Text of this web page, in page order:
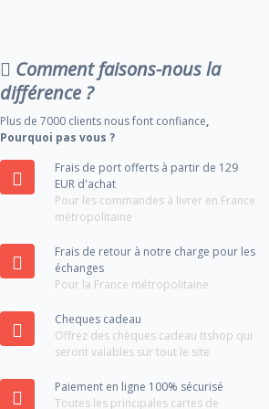
Comment faisons-nous la
différence ?
Plus de 7000 clients nous font confiance,
Pourquoi pas vous ?
Frais de port offerts à partir de 129
EUR d'achat
Pour les commandes à livrer en France
métropolitaine
Frais de retour à notre charge pour les
échanges
Pour la France métropolitaine
Cheques cadeau
Offrez des chèques cadeau ttshop qui
seront valables sur tout le site
Paiement en ligne 100% sécurisé
Toutes les principales cartes de